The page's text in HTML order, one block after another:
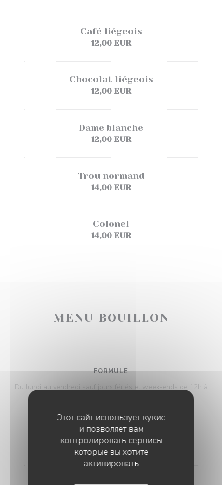
Этот сайт использует кукис
и позволяет вам
контролировать сервисы
которые вы хотите
активировать
Café liégeois
12,00 EUR
Chocolat liégeois
12,00 EUR
Dame blanche
12,00 EUR
Trou normand
14,00 EUR
Colonel
14,00 EUR
MENU BOUILLON
FORMULE
Du lundi au vendredi sauf jours fériés et week-ends de 12h à
21,90 EUR